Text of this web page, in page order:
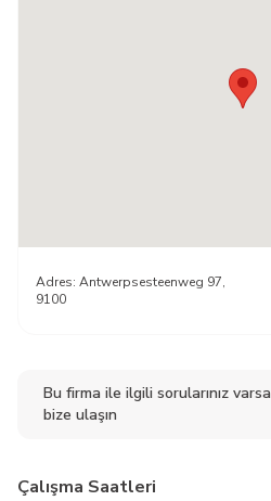
Bu firma ile ilgili sorularınız varsa
bize ulaşın
Adres: Antwerpsesteenweg 97,
9100
Çalışma Saatleri